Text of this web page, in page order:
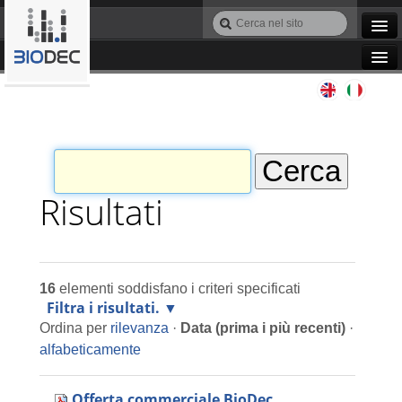
Cerca
nel
Ricerca
Automazione
Bioinformatica
Progettazione
Programmazione
Risultati
16 elementi soddisfano i criteri specificati
Filtra i risultati.
Ordina per rilevanza · Data (prima i più recenti) ·
alfabeticamente